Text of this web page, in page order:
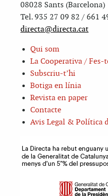
08028 Sants (Barcelona)
Tel. 935 27 09 82 / 661
directa@directa.cat
Qui som
La Cooperativa / Fes-
Subscriu-t’hi
Botiga en línia
Revista en paper
Contacte
Avis Legal & Política